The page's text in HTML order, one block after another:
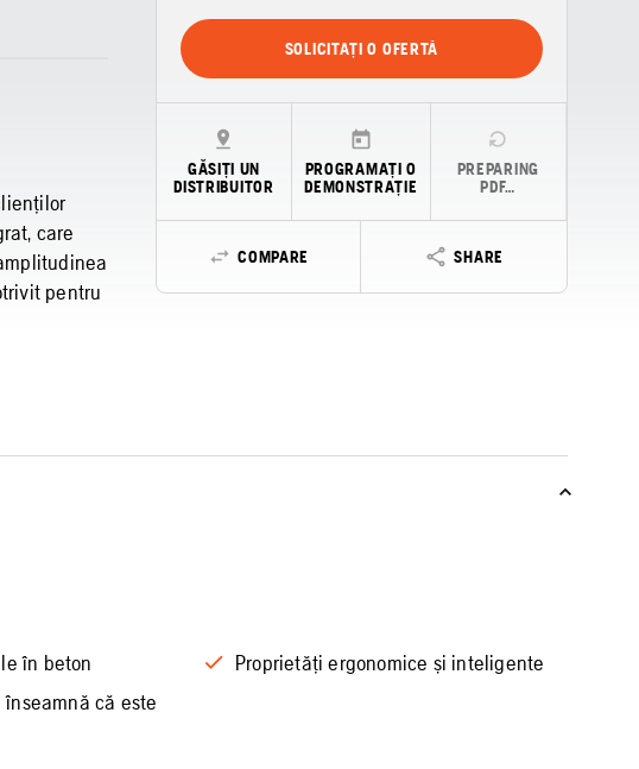
care
pentru
SOLICITAȚI O OFERTĂ
GĂSIȚI UN
DISTRIBUITOR
PROGRAMAȚI O
DEMONSTRAȚIE
PREPARING
PDF…
COMPARE SHARE
în beton
Proprietăți ergonomice și inteligente
că este